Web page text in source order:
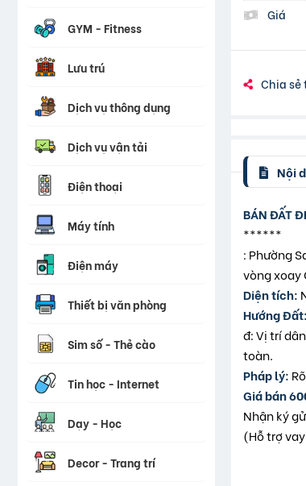
GYM - Fitness
Lưu trú
Dịch vụ thông dụng
Dịch vụ vận tải
Điện thoại
Máy tính
Điện máy
Thiết bị văn phòng
Sim số - Thẻ cào
Tin học - Internet
Dạy - Học
Decor - Trang trí
Giá
Chia sẻ
Nội
BÁN ĐẤT
******
: Phường
vòng xoay
Diện tích:
Hướng Đất:
đ: Vị trí
toàn.
Pháp lý:
Giá bán
Nhận ký
(Hỗ trợ